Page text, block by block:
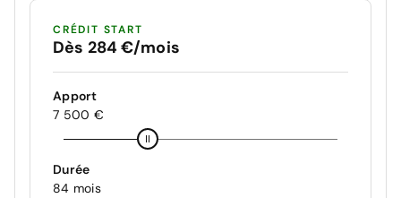
CRÉDIT START
Dès 284 €/mois
Apport
7 500 €
Durée
84 mois